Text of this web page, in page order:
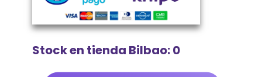
Stock en tienda Bilbao: 0